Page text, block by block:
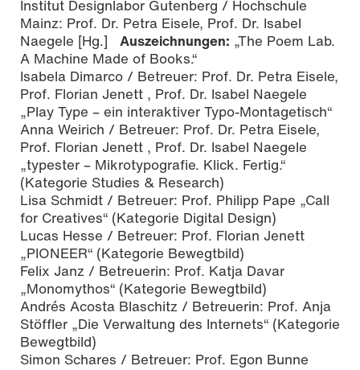
Institut Designlabor Gutenberg / Hochschule
Mainz: Prof. Dr. Petra Eisele, Prof. Dr. Isabel
Naegele [Hg.] Auszeichnungen: „The Poem Lab.
A Machine Made of Books.“
Isabela Dimarco / Betreuer: Prof. Dr. Petra Eisele,
Prof. Florian Jenett , Prof. Dr. Isabel Naegele
„Play Type – ein interaktiver Typo-Montagetisch“
Anna Weirich / Betreuer: Prof. Dr. Petra Eisele,
Prof. Florian Jenett , Prof. Dr. Isabel Naegele
„typester – Mikrotypografie. Klick. Fertig.“
(Kategorie Studies & Research)
Lisa Schmidt / Betreuer: Prof. Philipp Pape „Call
for Creatives“ (Kategorie Digital Design)
Lucas Hesse / Betreuer: Prof. Florian Jenett
„PIONEER“ (Kategorie Bewegtbild)
Felix Janz / Betreuerin: Prof. Katja Davar
„Monomythos“ (Kategorie Bewegtbild)
Andrés Acosta Blaschitz / Betreuerin: Prof. Anja
Stöffler „Die Verwaltung des Internets“ (Kategorie
Bewegtbild)
Simon Schares / Betreuer: Prof. Egon Bunne